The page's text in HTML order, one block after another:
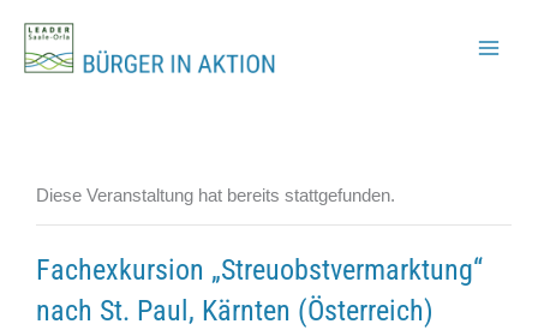
Inhalt
springen
Diese Veranstaltung hat bereits stattgefunden.
Fachexkursion „Streuobstvermarktung“
nach St. Paul, Kärnten (Österreich)